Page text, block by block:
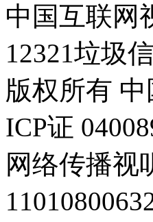
中国互联网
12321垃圾
版权所有
ICP证
网络传播视